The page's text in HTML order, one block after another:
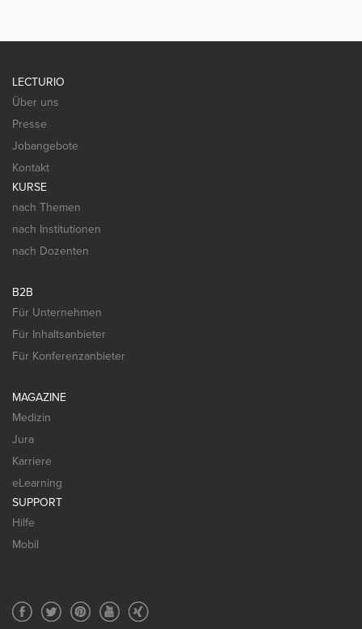
LECTURIO
Über uns
Presse
Jobangebote
Kontakt
KURSE
nach Themen
nach Institutionen
nach Dozenten
B2B
Für Unternehmen
Für Inhaltsanbieter
Für Konferenzanbieter
MAGAZINE
Medizin
Jura
Karriere
eLearning
SUPPORT
Hilfe
Mobil